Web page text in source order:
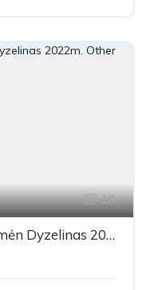
18
Renault Trafic nuo 412 €/ mėn Dyzelinas 2022m. Other Mechaninė